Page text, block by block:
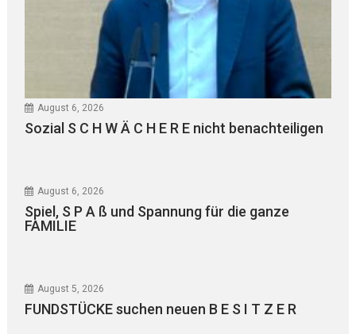
August 6, 2026
Sozial S C H W Ä C H E R E nicht benachteiligen
August 6, 2026
Spiel, S P A ß und Spannung für die ganze
FAMILIE
August 5, 2026
FUNDSTÜCKE suchen neuen B E S I T Z E R